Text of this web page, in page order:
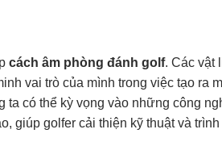
cách âm phòng đánh golf. Các vật
vai trò của mình trong việc tạo ra
có thể kỳ vọng vào những công
giúp golfer cải thiện kỹ thuật và